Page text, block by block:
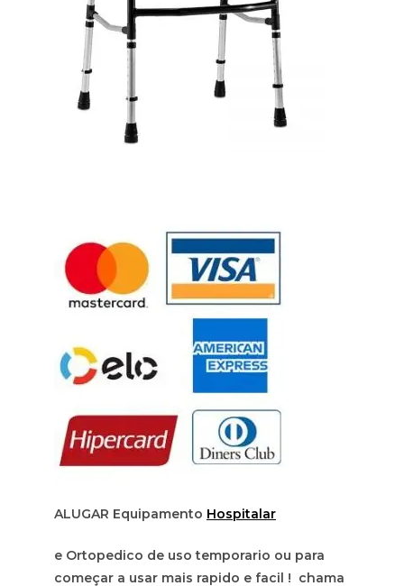
ALUGAR Equipamento Hospitalar
e Ortopedico de uso temporario ou para
começar a usar mais rapido e facil ! chama